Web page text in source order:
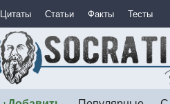
Цитаты Статьи Факты Тесты